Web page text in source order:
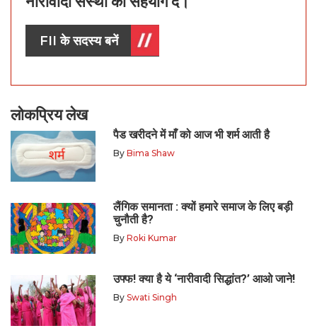
FII के सदस्य बनें
लोकप्रिय लेख
पैड खरीदने में माँ को आज भी शर्म आती है
By Bima Shaw
लैंगिक समानता : क्यों हमारे समाज के लिए बड़ी
चुनौती है?
By Roki Kumar
उफ्फ! क्या है ये ‘नारीवादी सिद्धांत?’ आओ जाने!
By Swati Singh